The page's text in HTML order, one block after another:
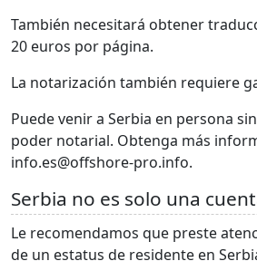
También necesitará obtener
20 euros por página.
La notarización también requiere
Puede venir a Serbia en persona
poder notarial. Obtenga más
info.es@offshore-pro.info.
Serbia no es solo una
Le recomendamos que preste
de un estatus de residente en